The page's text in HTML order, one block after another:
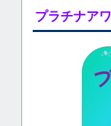
プラチナア